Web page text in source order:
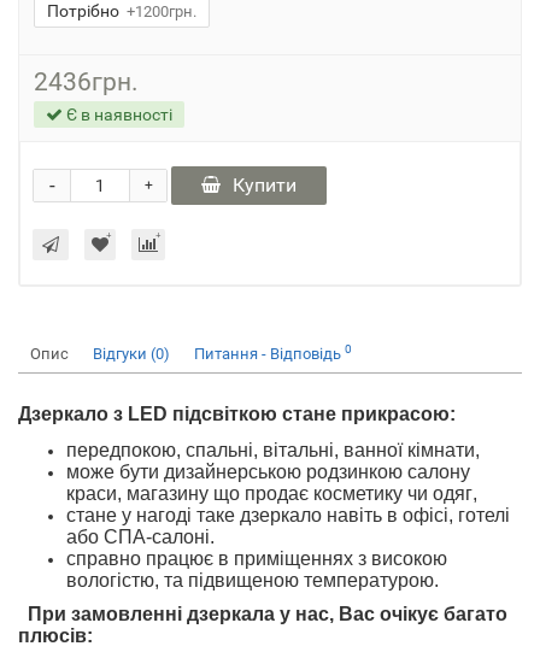
Потрібно +1200грн.
2436грн.
Є в наявності
+
- Купити
Опис Відгуки (0) Питання - Відповідь 0
Дзеркало з LED підсвіткою стане прикрасою:
передпокою, спальні, вітальні, ванної кімнати,
може бути дизайнерською родзинкою салону
краси, магазину що продає косметику чи одяг,
стане у нагоді таке дзеркало навіть в офісі, готелі
або СПА-салоні.
справно працює в приміщеннях з високою
вологістю, та підвищеною температурою.
При замовленні дзеркала у нас, Вас очікує багато
плюсів: